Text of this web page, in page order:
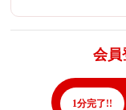
会員
1分完了!!